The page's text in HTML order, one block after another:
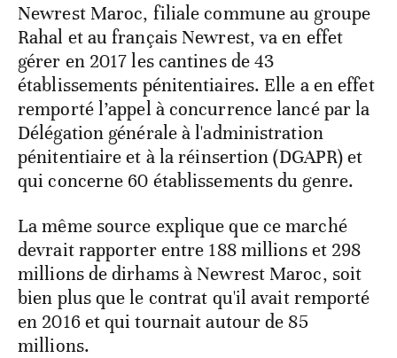
Newrest Maroc, filiale commune au groupe
Rahal et au français Newrest, va en effet
gérer en 2017 les cantines de 43
établissements pénitentiaires. Elle a en effet
remporté l’appel à concurrence lancé par la
Délégation générale à l'administration
pénitentiaire et à la réinsertion (DGAPR) et
qui concerne 60 établissements du genre.
La même source explique que ce marché
devrait rapporter entre 188 millions et 298
millions de dirhams à Newrest Maroc, soit
bien plus que le contrat qu'il avait remporté
en 2016 et qui tournait autour de 85
millions.